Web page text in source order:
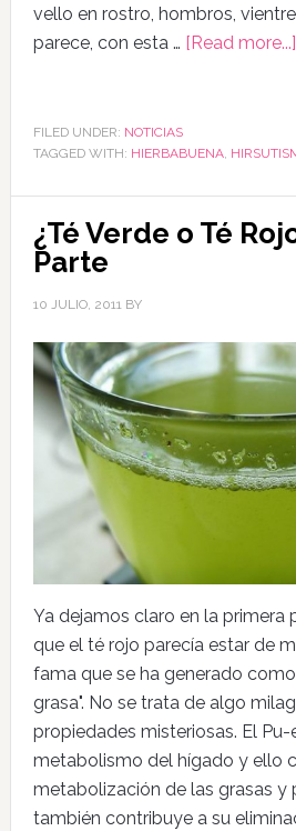
vello en rostro, hombros,
parece, con esta … [Read more...]
FILED UNDER: NOTICIAS
TAGGED WITH: HIERBABUENA,
¿Té Verde o Té
Parte
10 JULIO, 2011BY
Ya dejamos claro en la primera
que el té rojo parecía estar de
fama que se ha generado
grasa". No se trata de algo
propiedades misteriosas. El
metabolismo del hígado y ello
metabolización de las grasas y
también contribuye a su